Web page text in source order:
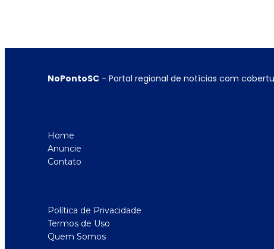
NoPontoSC - Portal regional de notícias com
Home
Anuncie
Contato
Política de Privacidade
Termos de Uso
Quem Somos